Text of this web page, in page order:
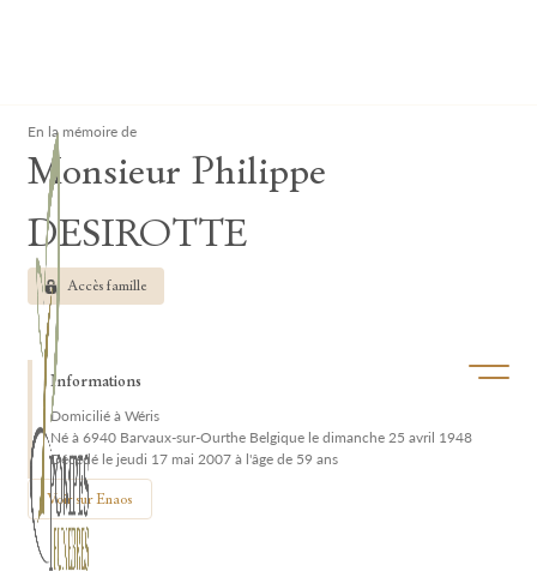
Ouvrir/
En la mémoire de
Monsieur Philippe
DESIROTTE
Accès famille
Informations
Domicilié à Wéris
Né à 6940 Barvaux-sur-Ourthe Belgique le dimanche 25 avril 1948
Décédé le jeudi 17 mai 2007 à l'âge de 59 ans
Voir sur Enaos